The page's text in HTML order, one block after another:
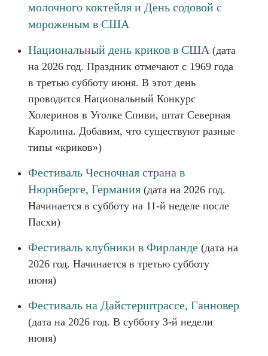
молочного коктейля и День содовой с
мороженым в США
Национальный день криков в США(дата
на 2026 год. Праздник отмечают с 1969 года
в третью субботу июня. В этот день
проводится Национальный Конкурс
Холеринов в Уголке Спиви, штат Северная
Каролина. Добавим, что существуют разные
типы «криков»)
Фестиваль Чесночная страна в
Нюрнберге, Германия (дата на 2026 год.
Начинается в субботу на 11-й неделе после
Пасхи)
Фестиваль клубники в Фирланде (дата на
2026 год. Начинается в третью субботу
июня)
Фестиваль на Дайстерштрассе, Ганновер
(дата на 2026 год. В субботу 3-й недели
июня)